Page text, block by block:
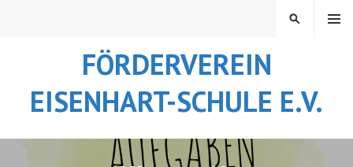
FÖRDERVEREIN
EISENHART-SCHULE E.V.
MENÜ
SUCHEN